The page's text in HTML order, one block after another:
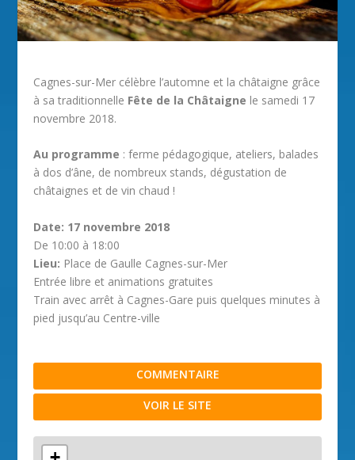
Cagnes-sur-Mer célèbre l’automne et la châtaigne grâce
à sa traditionnelle Fête de la Châtaigne le samedi 17
novembre 2018.
Au programme : ferme pédagogique, ateliers, balades
à dos d’âne, de nombreux stands, dégustation de
châtaignes et de vin chaud !
Date: 17 novembre 2018
De 10:00 à 18:00
Lieu: Place de Gaulle Cagnes-sur-Mer
Entrée libre et animations gratuites
Train avec arrêt à Cagnes-Gare puis quelques minutes à
pied jusqu’au Centre-ville
COMMENTAIRE
VOIR LE SITE